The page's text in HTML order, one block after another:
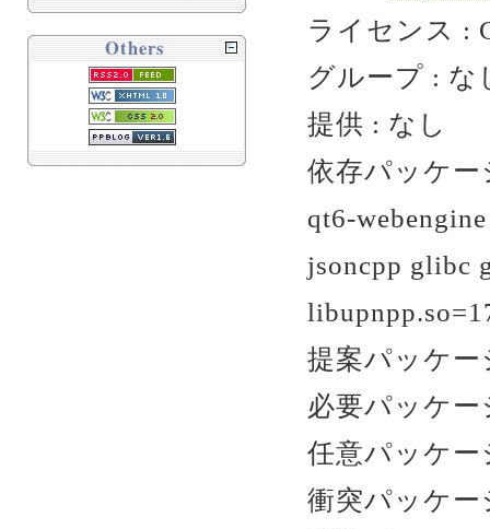
ライセンス :
グループ : な
提供 : なし
依存パッケー
qt6-webengine
jsoncpp glibc
提案パッケー
必要パッケ
任意パッケー
衝突パッケー
Others